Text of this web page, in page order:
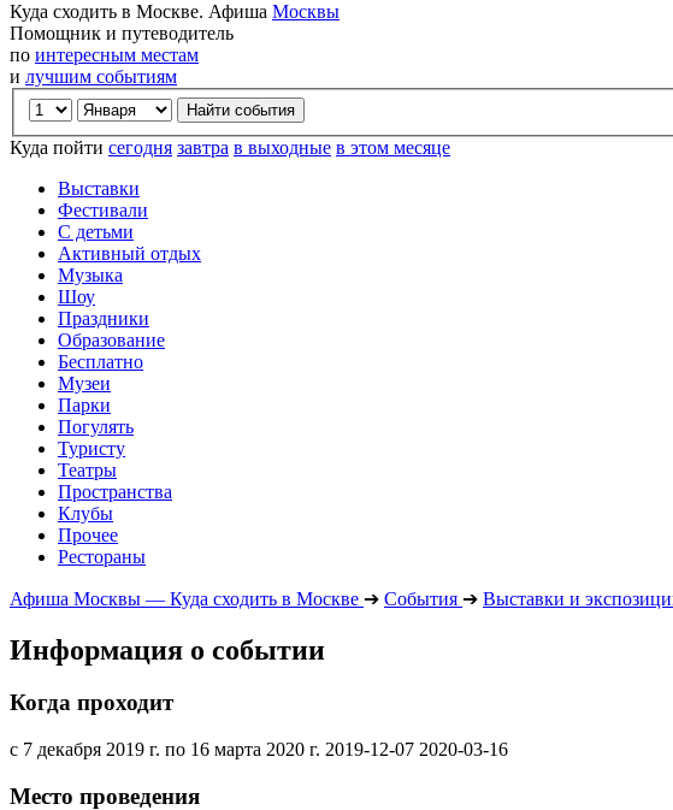
Куда сходить в Москве. Афиша Москвы
Помощник и путеводитель
по интересным местам
и лучшим событиям
Куда пойти сегодня завтра в выходные в этом месяце
Выставки
Фестивали
С детьми
Активный отдых
Музыка
Шоу
Праздники
Образование
Бесплатно
Музеи
Парки
Погулять
Туристу
Театры
Пространства
Клубы
Прочее
Рестораны
Афиша Москвы — Куда сходить в Москве ➔ События ➔ Выставки и
Информация о событии
Когда проходит
с 7 декабря 2019 г. по 16 марта 2020 г. 2019-12-07 2020-03-16
Место проведения